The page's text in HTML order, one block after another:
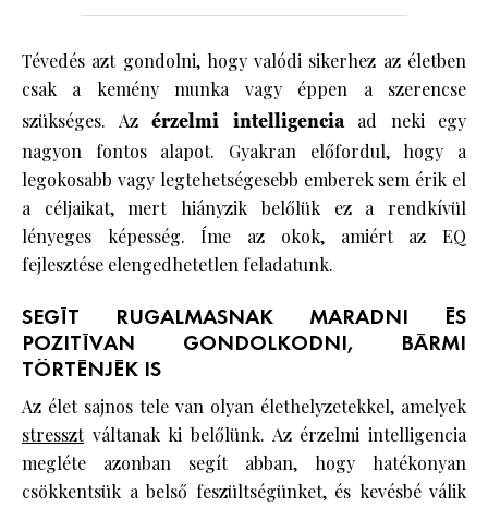
Tévedés azt gondolni, hogy valódi sikerhez az életben
csak a kemény munka vagy éppen a szerencse
szükséges. Az érzelmi intelligenciaad neki egy
nagyon fontos alapot. Gyakran előfordul, hogy a
legokosabb vagy legtehetségesebb emberek sem érik el
a céljaikat, mert hiányzik belőlük ez a rendkívül
lényeges képesség. Íme az okok, amiért az EQ
fejlesztése elengedhetetlen feladatunk.
SEGÍT RUGALMASNAK MARADNI ÉS
POZITÍVAN GONDOLKODNI, BÁRMI
TÖRTÉNJÉK IS
Az élet sajnos tele van olyan élethelyzetekkel, amelyek
stressztváltanak ki belőlünk. Az érzelmi intelligencia
megléte azonban segít abban, hogy hatékonyan
csökkentsük a belső feszültségünket, és kevésbé válik